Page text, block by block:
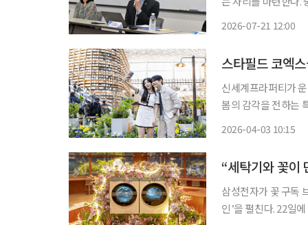
2026-07-21 12:00
스타필드 코엑
신세계프라퍼티가
봄의 감각을 전하는
2026-04-03 10:15
“세탁기와 꽃이
삼성전자가 꽃 구독
인’을 펼친다. 22일에 삼성전자에 따르면 ‘리프레시 홀리데이’(Refresh Holiday)라는 명칭